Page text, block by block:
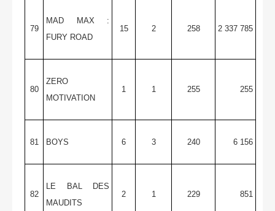
79
MAD MAX :
FURY ROAD
15 2 258 2 337 785
80
ZERO
MOTIVATION
1 1 255 255
81 BOYS 6 3 240 6 156
82
LE BAL DES
MAUDITS
2 1 229 851